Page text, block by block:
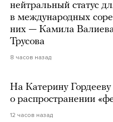
нейтральный статус
в международных
них — Камила
Трусова
8 часов назад
На Катерину
о распространении
12 часов назад